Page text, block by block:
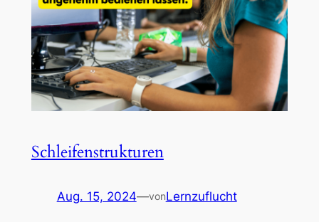
Schleifenstrukturen
Aug. 15, 2024—vonLernzuflucht